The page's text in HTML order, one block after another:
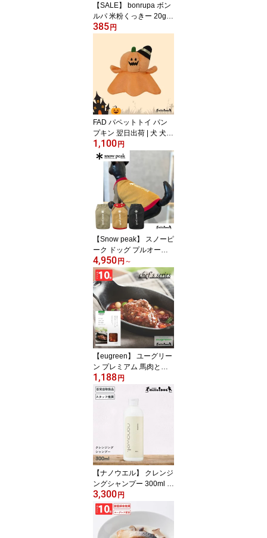
【SALE】 bonrupa ボン
ルパ 米粉くっきー 20g |
犬 いぬ 犬用 おやつ 米粉
385 円
FAD パペットトイ パン
プキン 翌日出荷 | 犬 犬用
おもちゃ トイ プレゼン
ト ギフト
1,100 円
【Snow peak】 スノーピ
ーク ドッグ プルオーバ
ー ロゴ 翌日出荷 アウト
ドア キャンプ ペットウ
ェア キャンプ用品 Tシャ
ツ 防虫 虫除け 犬用 ドッ
グウェア 小型犬 中型犬
大型犬 Dog Pullover Log
o DS-24SU001R
4,950 円 ～
【eugreen】 ユーグリー
ン プレミアム 馬肉とト
マトの煮込みハンバーグ
80g 翌日出荷 翌日出荷
［ハロードッグ公式］ペ
ウェットフード 国産 レ
トルト 日本製 無添加 犬
アニバーサリー 誕生日
記念日 ごほうび
1,188 円
【ナノウエル】 クレンジ
ングシャンプー 300ml 翌
日出荷 オールインワン
犬 犬用 猫 猫用 ケア 洗浄
ペット セルフ ウォッシ
ュ ドッグ キャット コン
3,300 円